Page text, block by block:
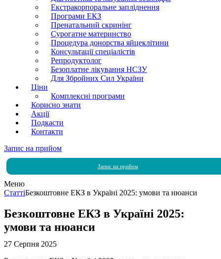
Екстракорпоральне запліднення
Програми ЕКЗ
Пренатальний скринінг
Сурогатне материнство
Процедура донорства яйцеклітини
Консультації спеціалістів
Репродуктолог
Безоплатне лікування НСЗУ
Для Збройних Сил України
Ціни
Комплексні програми
Корисно знати
Акції
Подкасти
Контакти
Запис на прийом
Запис на прийом
Меню
СтаттіБезкоштовне ЕКЗ в Україні 2025: умови та нюанси
Безкоштовне ЕКЗ в Україні 2025:
умови та нюанси
27 Серпня 2025